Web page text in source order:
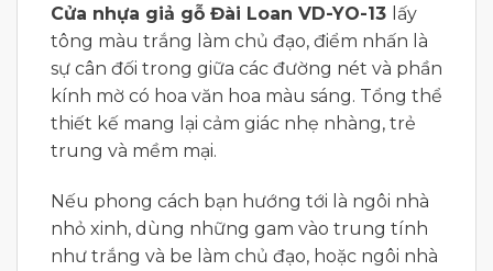
Cửa nhựa giả gỗ Đài Loan VD-YO-13 lấy
tông màu trắng làm chủ đạo, điểm nhấn là
sự cân đối trong giữa các đường nét và phần
kính mờ có hoa văn hoa màu sáng. Tổng thể
thiết kế mang lại cảm giác nhẹ nhàng, trẻ
trung và mềm mại.
Nếu phong cách bạn hướng tới là ngôi nhà
nhỏ xinh, dùng những gam vào trung tính
như trắng và be làm chủ đạo, hoặc ngôi nhà